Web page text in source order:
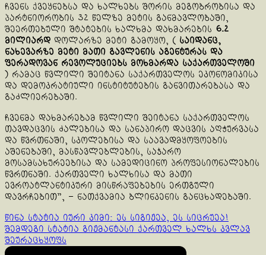
ჩვენს ქვეყნებსა და ხალხებს შორის მეგობრობისა და
პარტნიორობის 32 წელზე მეტის განმავლობაში,
შეერთებული შტატების ხალხმა დახმარების 6.2
მილიარდ დოლარზე მეტი გამოყო, ( საიდანც,
ნახევარზე მეტი მათი გავლენის აგენტურას და
ფერადოვან რევოლუციებს მოხმარდა საქართველოში
) რამაც წვლილი შეიტანა საქართველოს ეკონომიკისა
და დემოკრატიული ინსტიტუტების განვითარებასა და
გაძლიერებაში.
ჩვენმა დახმარებამ წვლილი შეიტანა საქართველოს
თავდაცვის ძალებისა და სანაპირო დაცვის აღჭურვასა
და წვრთნაში, სკოლებისა და საავადმყოფოების
აშენებაში, მასწავლებლების, საჯარო
მოსამსახურეებისა და სამედიცინო პროფესიონალების
წვრთნაში. ქართველი ხალხისა და მათი
ევროატლანტიკური მისწრაფებების ერთგული
დავრჩებით”, – ნათქვამია ბლინკენის განცხადებაში.
Continue
Reading
წინა სტატია იური კიმი: ეს სიგიჟეა, ეს სიცრუეა!
შემდეგი სტატია გიჟმანტასი ქართველ ხალხს კვლავ
შეურაცხყოფს